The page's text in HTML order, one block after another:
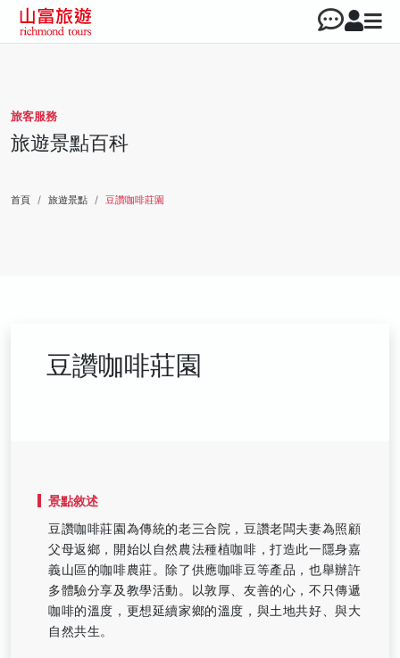
旅客服務
旅遊景點百科
首頁 旅遊景點 豆讚咖啡莊園
豆讚咖啡莊園
景點敘述
豆讚咖啡莊園為傳統的老三合院，豆讚老闆夫妻為照顧
父母返鄉，開始以自然農法種植咖啡，打造此一隱身嘉
義山區的咖啡農莊。除了供應咖啡豆等產品，也舉辦許
多體驗分享及教學活動。以敦厚、友善的心，不只傳遞
咖啡的溫度，更想延續家鄉的溫度，與土地共好、與大
自然共生。